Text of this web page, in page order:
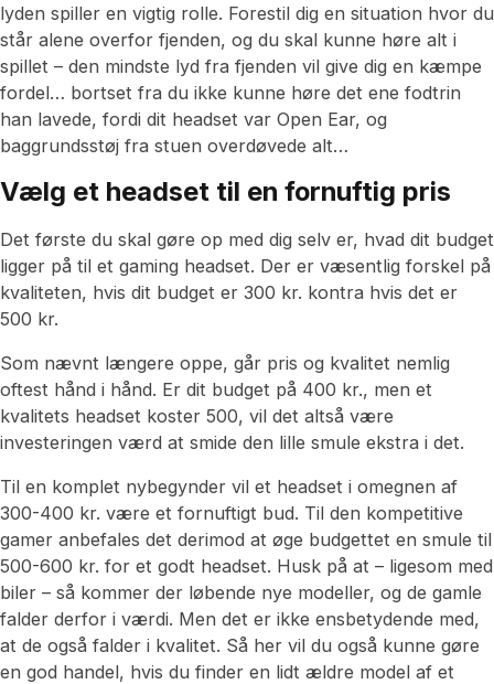
lyden spiller en vigtig rolle. Forestil dig en situation hvor du
står alene overfor fjenden, og du skal kunne høre alt i
spillet – den mindste lyd fra fjenden vil give dig en kæmpe
fordel… bortset fra du ikke kunne høre det ene fodtrin
han lavede, fordi dit headset var Open Ear, og
baggrundsstøj fra stuen overdøvede alt…
Vælg et headset til en fornuftig pris
Det første du skal gøre op med dig selv er, hvad dit budget
ligger på til et gaming headset. Der er væsentlig forskel på
kvaliteten, hvis dit budget er 300 kr. kontra hvis det er
500 kr.
Som nævnt længere oppe, går pris og kvalitet nemlig
oftest hånd i hånd. Er dit budget på 400 kr., men et
kvalitets headset koster 500, vil det altså være
investeringen værd at smide den lille smule ekstra i det.
Til en komplet nybegynder vil et headset i omegnen af
300-400 kr. være et fornuftigt bud. Til den kompetitive
gamer anbefales det derimod at øge budgettet en smule til
500-600 kr. for et godt headset. Husk på at – ligesom med
biler – så kommer der løbende nye modeller, og de gamle
falder derfor i værdi. Men det er ikke ensbetydende med,
at de også falder i kvalitet. Så her vil du også kunne gøre
en god handel, hvis du finder en lidt ældre model af et